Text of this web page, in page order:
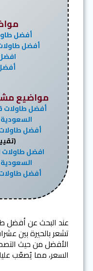
أفضل
أفضل
مواضيع
أفضل طاولات
السعودية
أفضل
افضل طاولات
السعودية
أفضل
عند البحث عن أفضل
تشعر بالحيرة بين
الأفضل من حيث
السعر، مما يُصعّب